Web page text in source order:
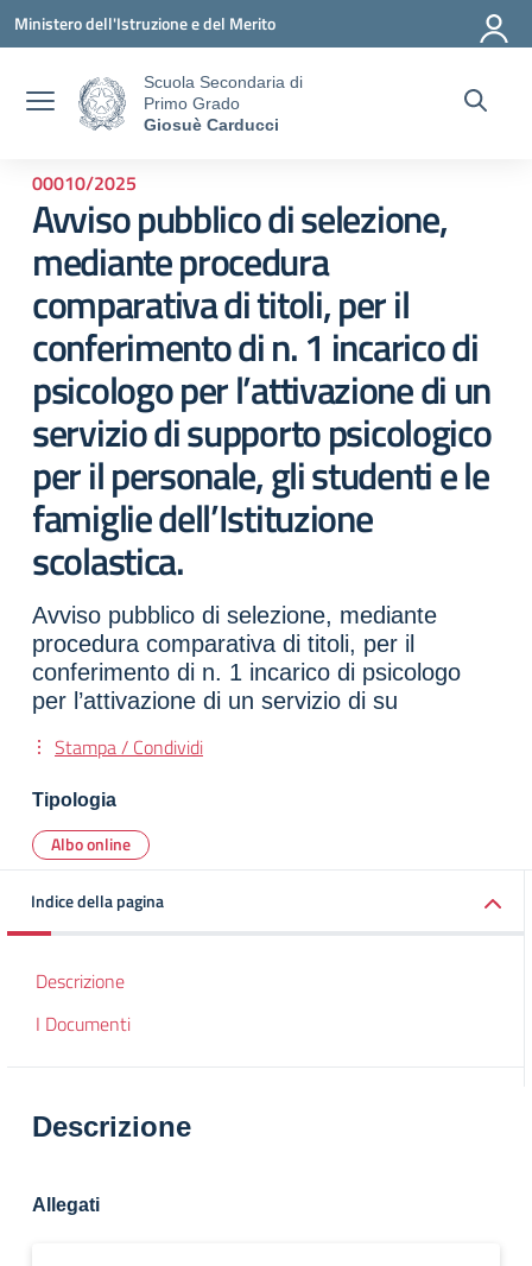
Vai ai contenuti
Vai al menu di navigazione
Vai al footer
Ministero dell'Istruzione e del Merito
Scuola Secondaria di
Primo Grado
Giosuè Carducci
00010/2025
Avviso pubblico di selezione,
mediante procedura
comparativa di titoli, per il
conferimento di n. 1 incarico di
psicologo per l’attivazione di un
servizio di supporto psicologico
per il personale, gli studenti e le
famiglie dell’Istituzione
scolastica.
Avviso pubblico di selezione, mediante
procedura comparativa di titoli, per il
conferimento di n. 1 incarico di psicologo
per l’attivazione di un servizio di su
Stampa / Condividi
Tipologia
Albo online
Indice della pagina
Descrizione
I Documenti
Descrizione
Allegati